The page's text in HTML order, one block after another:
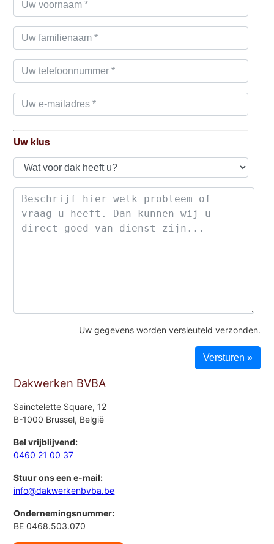
Uw klus
Uw gegevens worden versleuteld verzonden.
Dakwerken BVBA
Sainctelette Square, 12
B-1000 Brussel, België
Bel vrijblijvend:
0460 21 00 37
Stuur ons een e-mail:
info@dakwerkenbvba.be
Ondernemingsnummer:
BE 0468.503.070